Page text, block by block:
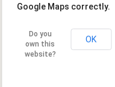
Google Maps correctly.
Do you
own this
website?
OK